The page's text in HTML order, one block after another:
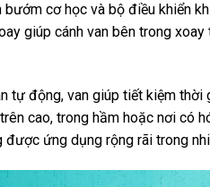
bướm cơ học và bộ điều khiển
giúp cánh van bên trong
tự động, van giúp tiết kiệm
cao, trong hầm hoặc nơi có
ứng dụng rộng rãi trong